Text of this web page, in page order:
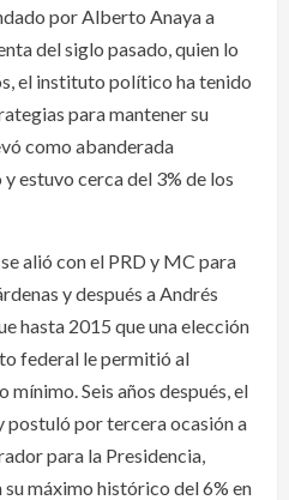
por Alberto Anaya a
del siglo pasado, quien lo
el instituto político ha tenido
para mantener su
como abanderada
estuvo cerca del 3% de los
alió con el PRD y MC para
y después a Andrés
hasta 2015 que una elección
federal le permitió al
Seis años después, el
postuló por tercera ocasión a
para la Presidencia,
su máximo histórico del 6% en